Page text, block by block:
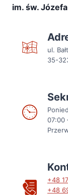
im. św.
ul.
35-
07:00
+48
+48